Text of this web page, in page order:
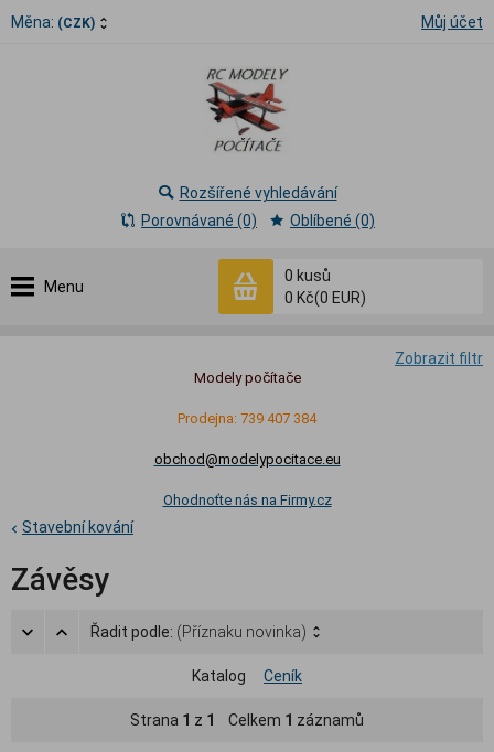
Měna: (CZK) Můj účet
Menu
0 kusů
0 Kč(0 EUR)
Rozšířené vyhledávání
Porovnávané (0)
Oblíbené (0)
Zobrazit filtr
Modely počítače
Prodejna: 739 407 384
obchod@modelypocitace.eu
Ohodnoťte nás na Firmy.cz
Stavební kování
Závěsy
Řadit podle: (Příznaku novinka)
Katalog Ceník
Strana 1 z 1 Celkem 1 záznamů